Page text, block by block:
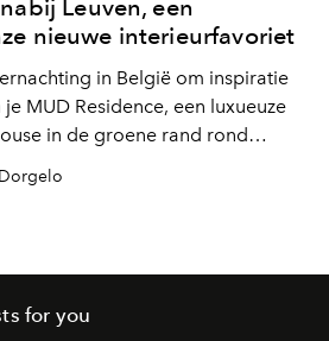
Leuven, een
nieuwe interieurfavoriet
in België om inspiratie
MUD Residence, een luxueuze
in de groene rand rond
authentieke wijze en in
for you